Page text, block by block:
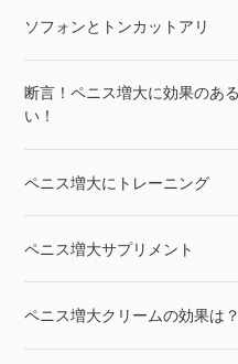
ソフォンとトンカットアリ
断言！ペニス増大に効果のあ
い！
ペニス増大にトレーニング
ペニス増大サプリメント
ペニス増大クリームの効果は